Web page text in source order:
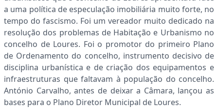
a uma política de especulação imobiliária muito forte, no
tempo do fascismo. Foi um vereador muito dedicado na
resolução dos problemas de Habitação e Urbanismo no
concelho de Loures. Foi o promotor do primeiro Plano
de Ordenamento do concelho, instrumento decisivo de
disciplina urbanística e de criação dos equipamentos e
infraestruturas que faltavam à população do concelho.
António Carvalho, antes de deixar a Câmara, lançou as
bases para o Plano Diretor Municipal de Loures.